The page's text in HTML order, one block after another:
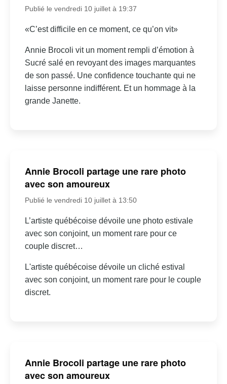
Publié le vendredi 10 juillet à 19:37
«C’est difficile en ce moment, ce qu’on vit»
Annie Brocoli vit un moment rempli d’émotion à
Sucré salé en revoyant des images marquantes
de son passé. Une confidence touchante qui ne
laisse personne indifférent. Et un hommage à la
grande Janette.
Annie Brocoli partage une rare photo
avec son amoureux
Publié le vendredi 10 juillet à 13:50
L’artiste québécoise dévoile une photo estivale
avec son conjoint, un moment rare pour ce
couple discret…
L'artiste québécoise dévoile un cliché estival
avec son conjoint, un moment rare pour le couple
discret.
Annie Brocoli partage une rare photo
avec son amoureux